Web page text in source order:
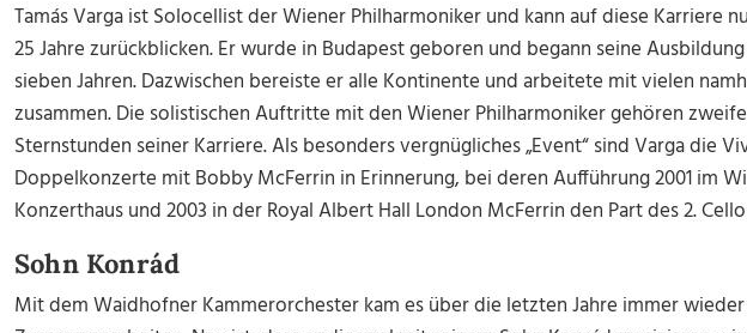
Tamás Varga ist Solocellist der Wiener Philharmoniker und kann auf diese Karriere
25 Jahre zurückblicken. Er wurde in Budapest geboren und begann seine
sieben Jahren. Dazwischen bereiste er alle Kontinente und arbeitete mit vielen
zusammen. Die solistischen Auftritte mit den Wiener Philharmoniker gehören
Sternstunden seiner Karriere. Als besonders vergnügliches „Event“ sind Varga die
Doppelkonzerte mit Bobby McFerrin in Erinnerung, bei deren Aufführung 2001 im
Konzerthaus und 2003 in der Royal Albert Hall London McFerrin den Part des 2.
Sohn Konrád
Mit dem Waidhofner Kammerorchester kam es über die letzten Jahre immer